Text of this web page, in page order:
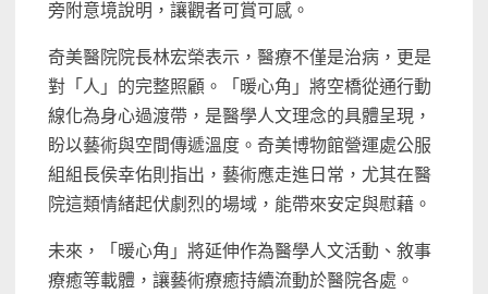
旁附意境說明，讓觀者可賞可感。
奇美醫院院長林宏榮表示，醫療不僅是治病，更是
對「人」的完整照顧。「暖心角」將空橋從通行動
線化為身心過渡帶，是醫學人文理念的具體呈現，
盼以藝術與空間傳遞溫度。奇美博物館營運處公服
組組長侯幸佑則指出，藝術應走進日常，尤其在醫
院這類情緒起伏劇烈的場域，能帶來安定與慰藉。
未來，「暖心角」將延伸作為醫學人文活動、敘事
療癒等載體，讓藝術療癒持續流動於醫院各處。